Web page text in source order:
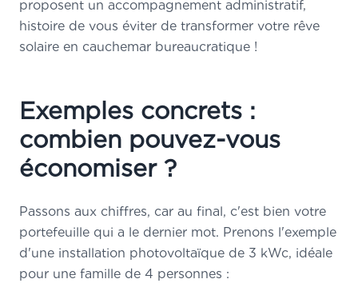
proposent un accompagnement administratif,
histoire de vous éviter de transformer votre rêve
solaire en cauchemar bureaucratique !
Exemples concrets :
combien pouvez-vous
économiser ?
Passons aux chiffres, car au final, c'est bien votre
portefeuille qui a le dernier mot. Prenons l'exemple
d'une installation photovoltaïque de 3 kWc, idéale
pour une famille de 4 personnes :